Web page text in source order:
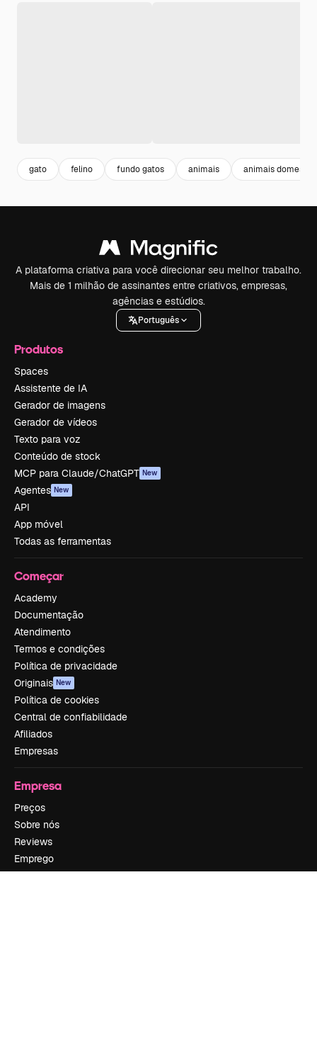
gato felino fundo gatos animais animais
A plataforma criativa para você direcionar seu melhor trabalho.
Mais de 1 milhão de assinantes entre criativos, empresas,
agências e estúdios.
Português
Produtos
Spaces
Assistente de IA
Gerador de imagens
Gerador de vídeos
Texto para voz
Conteúdo de stock
MCP para Claude/ChatGPT New
Agentes New
API
App móvel
Todas as ferramentas
Começar
Academy
Documentação
Atendimento
Termos e condições
Política de privacidade
Originais New
Política de cookies
Central de confiabilidade
Afiliados
Empresas
Empresa
Preços
Sobre nós
Reviews
Emprego
Tendências de pesquisa